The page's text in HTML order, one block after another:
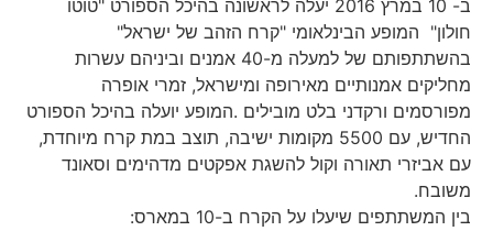
ב- 10 במרץ 2016 יעלה לראשונה בהיכל הספורט "טוטו
חולון" המופע הבינלאומי "קרח הזהב של ישראל"
בהשתתפותם של למעלה מ-40 אמנים וביניהם עשרות
מחליקים אמנותיים מאירופה ומישראל, זמרי אופרה
מפורסמים ורקדני בלט מובילים .המופע יועלה בהיכל הספורט
החדיש, עם 5500 מקומות ישיבה, תוצב במת קרח מיוחדת,
עם אביזרי תאורה וקול להשגת אפקטים מדהימים וסאונד
משובח.
בין המשתתפים שיעלו על הקרח ב-10 במארס: